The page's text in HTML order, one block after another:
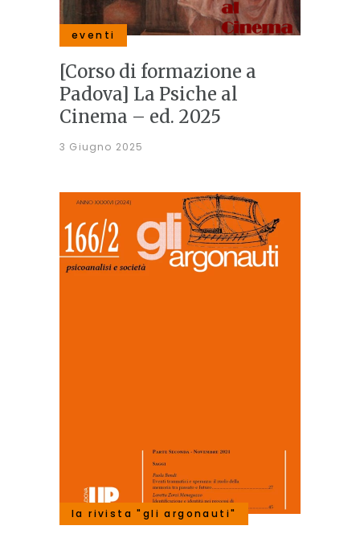
eventi
[Corso di formazione a
Padova] La Psiche al
Cinema – ed. 2025
3 Giugno 2025
la rivista "gli argonauti"